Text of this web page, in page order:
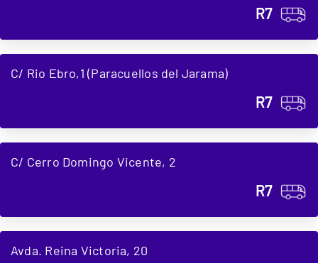
R7
C/ Rio Ebro,1 (Paracuellos del Jarama)
R7
C/ Cerro Domingo Vicente, 2
R7
Avda. Reina Victoria, 20